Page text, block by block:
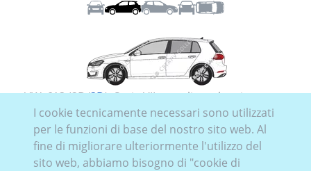
Anteriore
SinistraDestraPosteriore
Tetto
VW_613 (2D/3D):Serie VII, restyling,elettrico puro,
2017–2019,5 porte
I cookie tecnicamente necessari sono utilizzati
per le funzioni di base del nostro sito web. Al
fine di migliorare ulteriormente l'utilizzo del
sito web, abbiamo bisogno di "cookie di